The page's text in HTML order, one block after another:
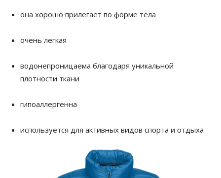
она хорошо прилегает по форме тела
очень легкая
водонепроницаема благодаря уникальной
плотности ткани
гипоаллергенна
используется для активных видов спорта и отдыха